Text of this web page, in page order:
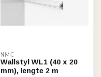
NMC
Wallstyl WL1 (40 x 20
mm), lengte 2 m